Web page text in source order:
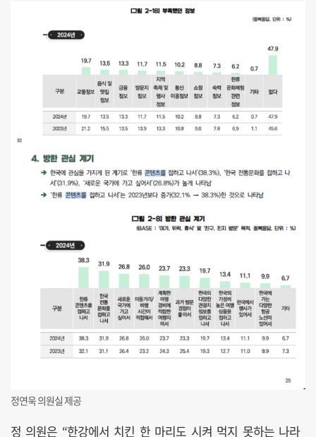
정연욱 의원실 제공
정 의원은 “한강에서 치킨 한 마리도 시켜 먹지 못하는 나라